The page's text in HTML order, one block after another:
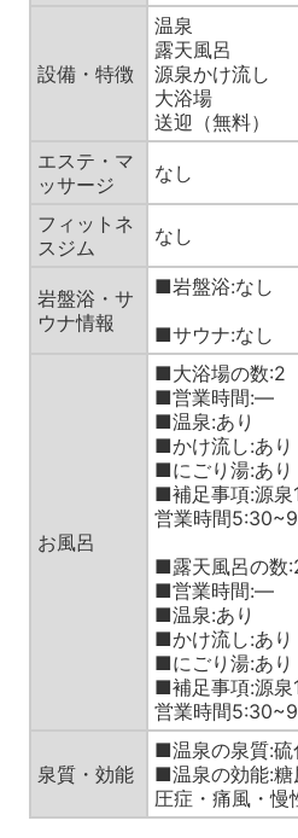
設備・特徴
温泉
露天風呂
源泉かけ流し
大浴場
送迎（無料）
エステ・マ
ッサージ
なし
フィットネ
スジム
なし
岩盤浴・サ
ウナ情報
■岩盤浴:なし
■サウナ:なし
お風呂
■大浴場の数:2
■営業時間:—
■温泉:あり
■かけ流し:あり
■にごり湯:あり
■補足事項:源泉
営業時間
■露天風呂の数
■営業時間:—
■温泉:あり
■かけ流し:あり
■にごり湯:あり
■補足事項:源泉
営業時間
泉質・効能
■温泉の泉質:硫
■温泉の効能:糖
圧症・痛風・慢